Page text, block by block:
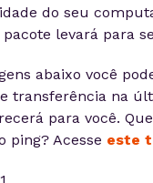
do seu
levará para
abaixo você
transferência na
para você.
ping? Acesse este